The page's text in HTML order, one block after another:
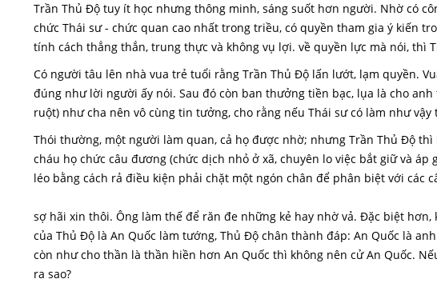
Trần Thủ Độ tuy ít học nhưng thông minh, sáng suốt hơn người. Nhờ có
chức Thái sư - chức quan cao nhất trong triều, có quyền tham gia ý kiến
tính cách thẳng thắn, trung thực và không vụ lợi. về quyền lực mà nói, thì
Có người tâu lên nhà vua trẻ tuổi rằng Trần Thủ Độ lấn lướt, lạm quyền.
đúng như lời người ấy nói. Sau đó còn ban thưởng tiền bạc, lụa là cho anh
ruột) như cha nên vô cùng tin tưởng, cho rằng nếu Thái sư có làm như
Thói thường, một người làm quan, cả họ được nhờ; nhưng Trần Thủ Độ
cháu họ chức câu đương (chức dịch nhỏ ở xã, chuyên lo việc bắt giữ và
léo bằng cách rả điều kiện phải chặt một ngón chân để phân biệt với các
sợ hãi xin thôi. Ông làm thế để răn đe những kẻ hay nhờ vả. Đặc biệt
của Thủ Độ là An Quốc làm tướng, Thủ Độ chân thành đáp: An Quốc là
còn như cho thần là thần hiền hơn An Quốc thì không nên cử An Quốc.
ra sao?